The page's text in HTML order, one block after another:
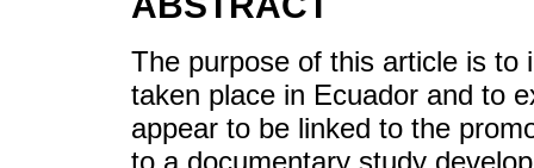
The purpose of this article is to
taken place in Ecuador and to
appear to be linked to the
to a documentary study